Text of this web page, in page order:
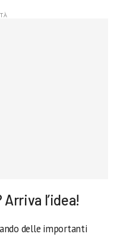
l’idea!
delle importanti